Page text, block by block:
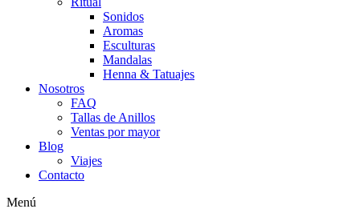
Sonidos
Aromas
Esculturas
Mandalas
Henna & Tatuajes
Nosotros
FAQ
Tallas de Anillos
Ventas por mayor
Blog
Viajes
Contacto
Menú